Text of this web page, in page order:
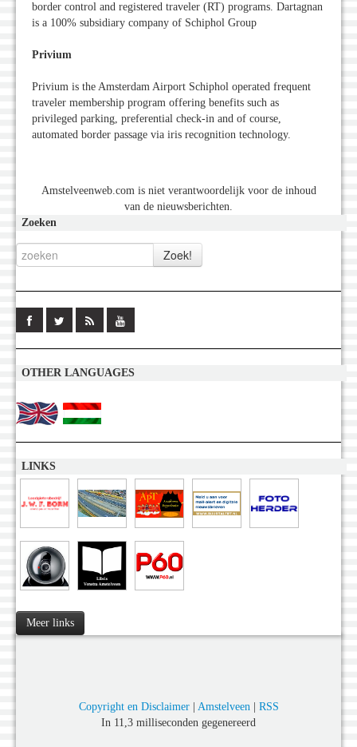
border control and registered traveler (RT) programs. Dartagnan
is a 100% subsidiary company of Schiphol Group
Privium
Privium is the Amsterdam Airport Schiphol operated frequent
traveler membership program offering benefits such as
privileged parking, preferential check-in and of course,
automated border passage via iris recognition technology.
Amstelveenweb.com is niet verantwoordelijk voor de inhoud
van de nieuwsberichten.
Zoeken
OTHER LANGUAGES
LINKS
Meer links
Copyright en Disclaimer| Amstelveen| RSS
In 11,3 milliseconden gegenereerd